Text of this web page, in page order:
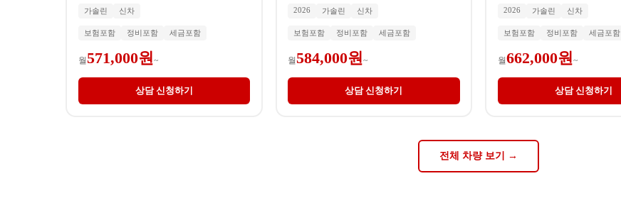
가솔린 신차
보험포함 정비포함 세금포함
월571,000원~
상담 신청하기
2026 가솔린 신차
보험포함 정비포함 세금포함
월584,000원~
상담 신청하기
2026 가솔린 신차
보험포함 정비포함 세금포함
월662,000원~
상담 신청하기
전체 차량 보기 →